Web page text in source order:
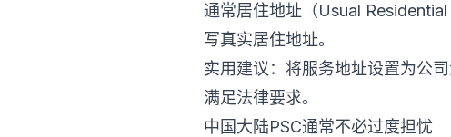
通常居住地址（Usual
写真实居住地址。
实用建议：将服务地址设置为公
满足法律要求。
中国大陆PSC通常不必过度担忧